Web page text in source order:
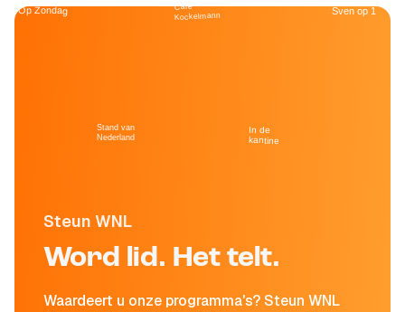
Steun WNL
Word lid. Het telt.
Waardeert u onze programma's? Steun WNL
Op Zondag
Stand van
Nederland
Café
Kockelmann
In de
kantine
Sven op 1